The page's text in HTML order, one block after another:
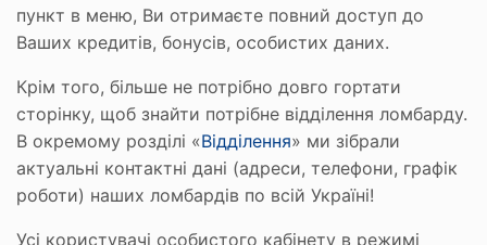
пункт в меню, Ви отримаєте повний доступ до
Ваших кредитів, бонусів, особистих даних.
Крім того, більше не потрібно довго гортати
сторінку, щоб знайти потрібне відділення ломбарду.
В окремому розділі «Відділення» ми зібрали
актуальні контактні дані (адреси, телефони, графік
роботи) наших ломбардів по всій Україні!
Усі користувачі особистого кабінету в режимі